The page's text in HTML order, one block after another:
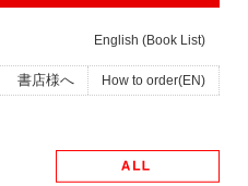
English (Book List)
書店様へ How to order(EN)